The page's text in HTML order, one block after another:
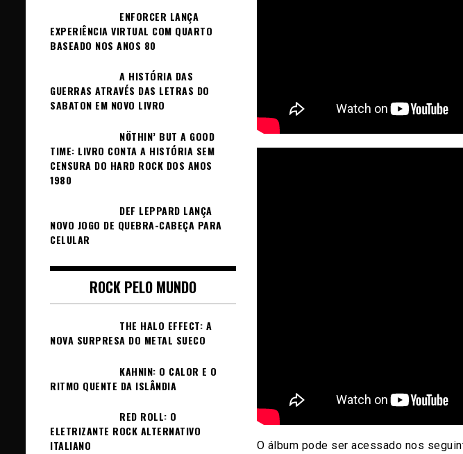
O álbum pode ser acessado nos
ENFORCER LANÇA
EXPERIÊNCIA VIRTUAL COM QUARTO
BASEADO NOS ANOS 80
A HISTÓRIA DAS
GUERRAS ATRAVÉS DAS LETRAS DO
SABATON EM NOVO LIVRO
NÖTHIN’ BUT A GOOD
TIME: LIVRO CONTA A HISTÓRIA SEM
CENSURA DO HARD ROCK DOS ANOS
1980
DEF LEPPARD LANÇA
NOVO JOGO DE QUEBRA-CABEÇA PARA
CELULAR
ROCK PELO MUNDO
THE HALO EFFECT: A
NOVA SURPRESA DO METAL SUECO
KAHNIN: O CALOR E O
RITMO QUENTE DA ISLÂNDIA
RED ROLL: O
ELETRIZANTE ROCK ALTERNATIVO
ITALIANO